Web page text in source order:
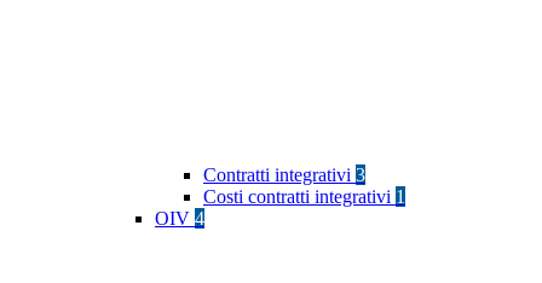
Contratti integrativi 3
Costi contratti integrativi 1
OIV 4